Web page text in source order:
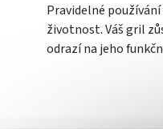
Pravidelné
životnost. Váš gril
odrazí na jeho